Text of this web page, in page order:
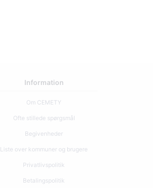
Information
Om CEMETY
Ofte stillede spørgsmål
Begivenheder
Liste over kommuner og brugere
Privatlivspolitik
Betalingspolitik